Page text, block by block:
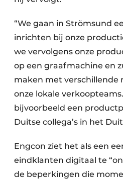
“We gaan in Strömsund
inrichten bij onze
we vervolgens onze
op een graafmachine en
maken met verschillende
onze lokale
bijvoorbeeld een
Duitse collega’s in het
Engcon ziet het als een
eindklanten digitaal te
de beperkingen die